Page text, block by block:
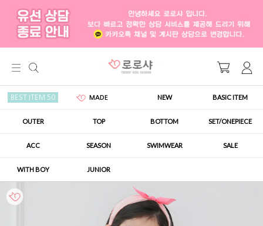
BEST ITEM 50 MADE NEW BASIC ITEM
OUTER TOP BOTTOM SET/ONEPIECE
ACC SEASON SWIMWEAR SALE
WITH BOY JUNIOR